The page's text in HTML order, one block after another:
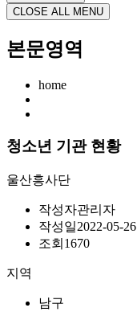
CLOSE ALL MENU
본문영역
home
청소년 기관 현황
울산흥사단
작성자관리자
작성일2022-05-26
조회 1670
지역
남구